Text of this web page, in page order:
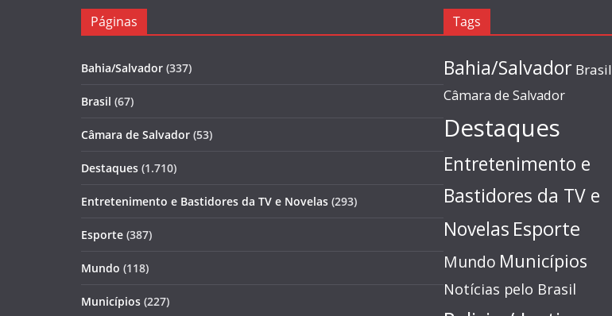
Páginas
Bahia/Salvador (337)
Brasil (67)
Câmara de Salvador (53)
Destaques (1.710)
Entretenimento e Bastidores da TV e Novelas (293)
Esporte (387)
Mundo (118)
Municípios (227)
Tags
Bahia/Salvador Brasil
Câmara de Salvador
Destaques
Entretenimento e
Bastidores da TV e
Novelas Esporte
Mundo Municípios
Notícias pelo Brasil